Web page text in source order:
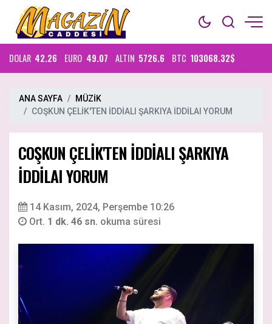
DOLAR 42.26 EURO 49.07 ALTIN 5726.6 BTC 103068.32$
ANA SAYFA
MÜZİK
COŞKUN ÇELİK'TEN İDDİALI ŞARKIYA İDDİLAI YORUM
COŞKUN ÇELİK'TEN İDDİALI ŞARKIYA
İDDİLAI YORUM
14 Kasım, 2024, Perşembe 10:26
Ort. 1 dk. 46 sn. okuma süresi